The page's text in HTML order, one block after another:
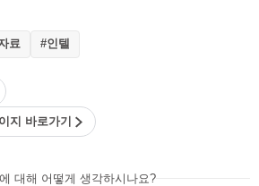
료 #인텔
지 바로가기
대해 어떻게 생각하시나요?